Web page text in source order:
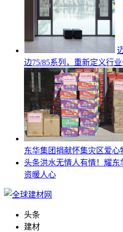
边75/85系列，重新定义行
东华集团捐献怀集灾区爱心
头条洪水无情人有情！耀
资暖人心
头条
建材